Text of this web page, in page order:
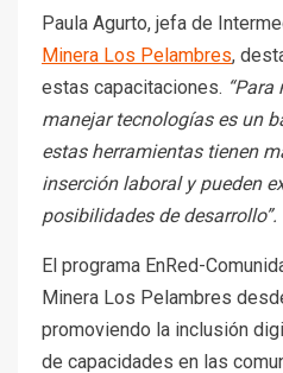
Paula Agurto, jefa de
Minera Los Pelambres,
estas capacitaciones.
manejar tecnologías es un
estas herramientas tienen
inserción laboral y pueden
posibilidades de desarrollo”.
El programa EnRed-
Minera Los Pelambres
promoviendo la inclusión
de capacidades en las